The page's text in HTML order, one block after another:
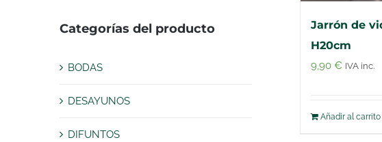
Jarrón de
H20cm
9,90 € IVA inc.
Añadir al carrito
Categorías del producto
BODAS
DESAYUNOS
DIFUNTOS